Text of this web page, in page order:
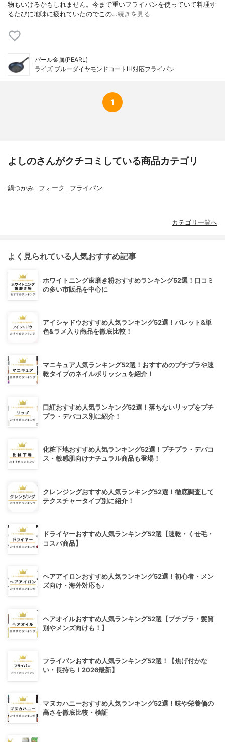
物もいけるかもしれません。今まで重いフライパンを使っていて料理す
るたびに地味に疲れていたのでこの…続きを見る
パール金属(PEARL)
ライズ ブルーダイヤモンドコートIH対応フライパン
1
よしのさんがクチコミしている商品カテゴリ
鍋つかみ フォーク フライパン
カテゴリ一覧へ
よく見られている人気おすすめ記事
ホワイトニング歯磨き粉おすすめランキング52選！口コミ
の多い市販品を中心に
アイシャドウおすすめ人気ランキング52選！パレット&単
色&ラメ入り商品を徹底比較！
マニキュア人気ランキング52選！おすすめのプチプラや速
乾タイプのネイルポリッシュを紹介！
口紅おすすめ人気ランキング52選！落ちないリップをプチ
プラ・デパコス別に紹介！
化粧下地おすすめ人気ランキング52選！プチプラ・デパコ
ス・敏感肌向けナチュラル商品も登場！
クレンジングおすすめ人気ランキング52選！徹底調査して
テクスチャータイプ別に紹介！
ドライヤーおすすめ人気ランキング52選【速乾・くせ毛・
コスパ商品】
ヘアアイロンおすすめ人気ランキング52選！初心者・メン
ズ向け・海外対応も♪
ヘアオイルおすすめ人気ランキング52選【プチプラ・髪質
別やメンズ向けも！】
フライパンおすすめ人気ランキング52選！【焦げ付かな
い・長持ち！2026最新】
マヌカハニーおすすめ人気ランキング52選！味や栄養価の
高さを徹底比較・検証